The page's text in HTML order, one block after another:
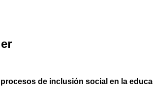
de inclusión social en la